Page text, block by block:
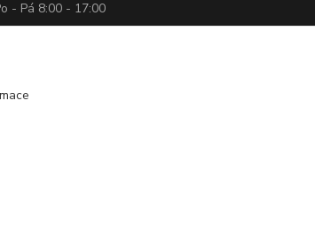
- Pá 8:00 - 17:00